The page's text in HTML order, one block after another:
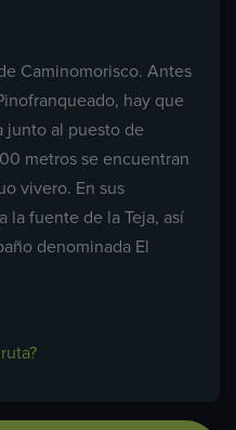
Caminomorisco. Antes
hay que
junto al puesto de
metros se encuentran
vivero. En sus
la fuente de la Teja, así
denominada El